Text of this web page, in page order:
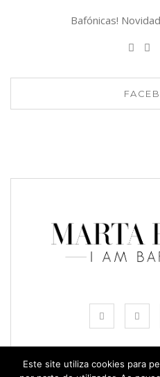
Bafónicas!
Este site utiliza cookies para